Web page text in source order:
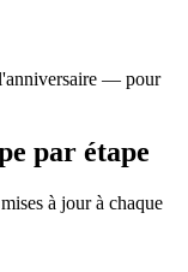
— pour
par étape
à jour à chaque